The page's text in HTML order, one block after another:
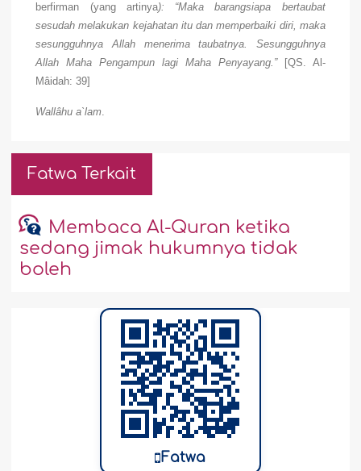
berfirman (yang artinya): “Maka barangsiapa bertaubat
sesudah melakukan kejahatan itu dan memperbaiki diri, maka
sesungguhnya Allah menerima taubatnya. Sesungguhnya
Allah Maha Pengampun lagi Maha Penyayang.”[QS. Al-
Mâidah: 39]
Wallâhu a`lam.
Fatwa Terkait
Membaca Al-Quran ketika
sedang jimak hukumnya tidak
boleh
Fatwa